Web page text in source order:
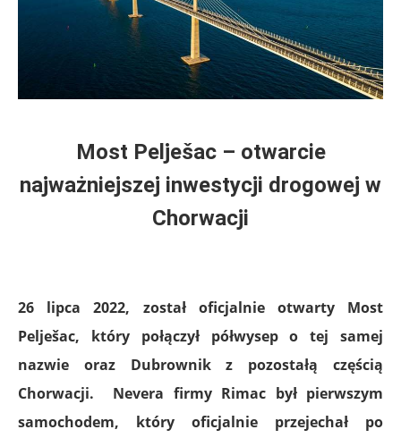
Most Pelješac – otwarcie
najważniejszej inwestycji drogowej w
Chorwacji
26 lipca 2022, został oficjalnie otwarty Most
Pelješac, który połączył półwysep o tej samej
nazwie oraz Dubrownik z pozostałą częścią
Chorwacji. Nevera firmy Rimac był pierwszym
samochodem, który oficjalnie przejechał po